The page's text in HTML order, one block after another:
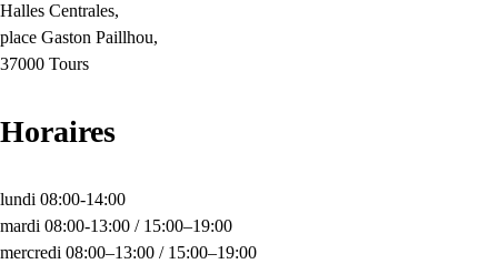
Halles Centrales,
place Gaston Paillhou,
37000 Tours
Horaires
lundi 08:00-14:00
mardi 08:00-13:00 / 15:00–19:00
mercredi 08:00–13:00 / 15:00–19:00